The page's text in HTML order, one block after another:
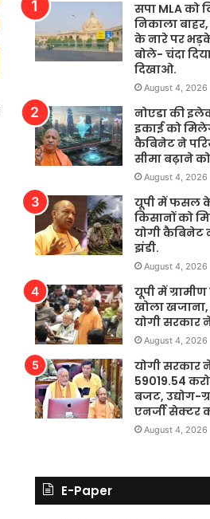
सपा MLA को
निकाला बाहर,
के नारे पर
बोले- चंदा
दिखाओ.
August 4, 2026
नोएडा की
इकाई को
कैबिनेट ने
सीमा बढ़ाने
August 4, 2026
यूपी में फसल
किसानों को
योगी कैबिनेट
झंडी.
August 4, 2026
यूपी में
खोला खजाना,
योगी सरकार
August 4, 2026
योगी सरकार
59019.54
बजट, उद्योग-
एनर्जी सेक्टर
August 4, 2026
E-Paper